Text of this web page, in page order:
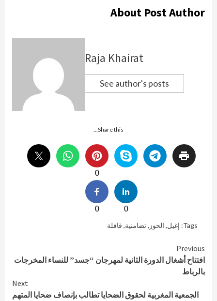
About Post Author
Raja Khairat
See author's posts
Share this...
0
0
0
Tags: إغيل, الحوز ,تضامنية, قافلة
Continue
Reading
Previous
افتتاح أشغال الدورة الثانية لمهرجان “جسد” للنساء المخرجات
بالرباط
Next
الجمعية المغربية لحقوق الضحايا تطالب بإنصاف ضحايا المتهم